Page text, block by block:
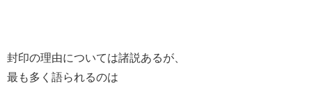
封印の理由については諸説あるが、
最も多く語られるのは